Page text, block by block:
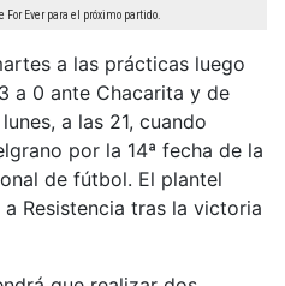
Ever para el próximo partido.
a las prácticas luego
a 0 ante Chacarita y de
a las 21, cuando
por la 14ª fecha de la
de fútbol. El plantel
Resistencia tras la victoria